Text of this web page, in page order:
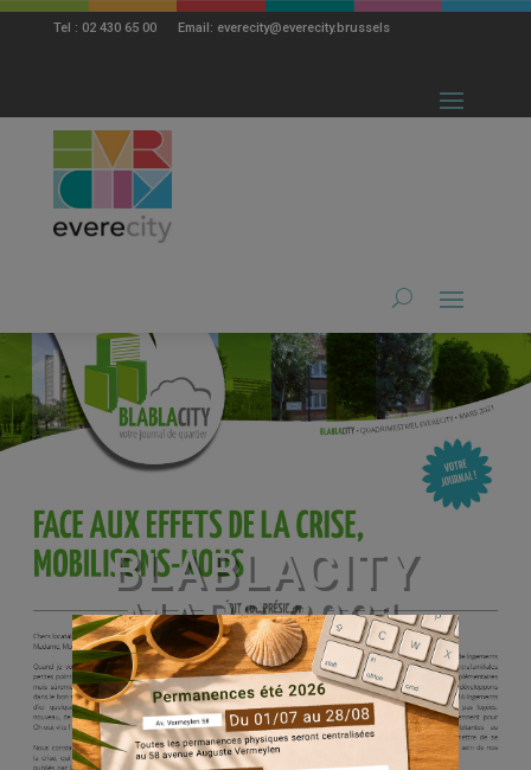
Tel : 02 430 65 00 Email: everecity@everecity.brussels
BLABLACITY
MARS 2021
22 Juin, 2021
modal-check